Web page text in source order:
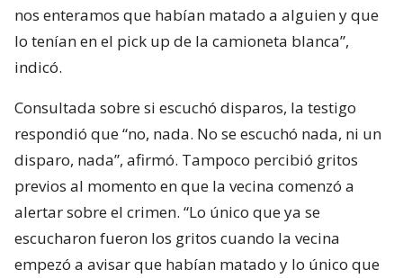
nos enteramos que habían matado a alguien y que
lo tenían en el pick up de la camioneta blanca”,
indicó.
Consultada sobre si escuchó disparos, la testigo
respondió que “no, nada. No se escuchó nada, ni un
disparo, nada”, afirmó. Tampoco percibió gritos
previos al momento en que la vecina comenzó a
alertar sobre el crimen. “Lo único que ya se
escucharon fueron los gritos cuando la vecina
empezó a avisar que habían matado y lo único que